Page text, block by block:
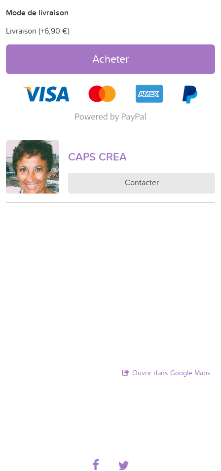
Mode de livraison
Livraison (+6,90 €)
Acheter
CAPS CREA
Contacter
Ouvrir dans Google Maps